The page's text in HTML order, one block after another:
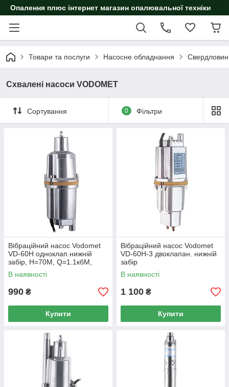
Опалення плюс інтернет магазин опалювальної техніки
Товари та послуги Насосне обладнання
Схвалені насоси VODOMET
Сортування 0 Фільтри
Вібраційний насос Vodomet
VD-60H одноклап.нижній
забір, Н=70М, Q=1.1кбМ,
P=250 Вт, 8м каб.
В наявності
990 ₴
Купити
Вібраційний насос Vodomet
VD-60H-3 двоклапан. нижній
забір
В наявності
1 100 ₴
Купити